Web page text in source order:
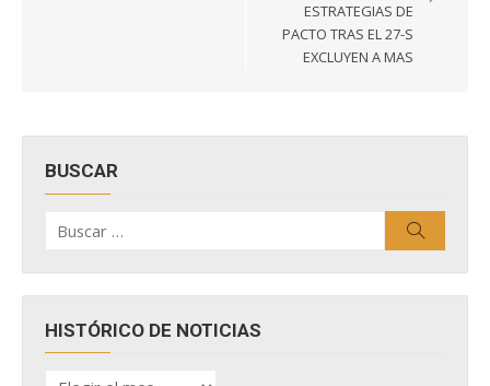
ESTRATEGIAS DE
PACTO TRAS EL 27-S
EXCLUYEN A MAS
BUSCAR
por:
HISTÓRICO DE NOTICIAS
HISTÓRICO